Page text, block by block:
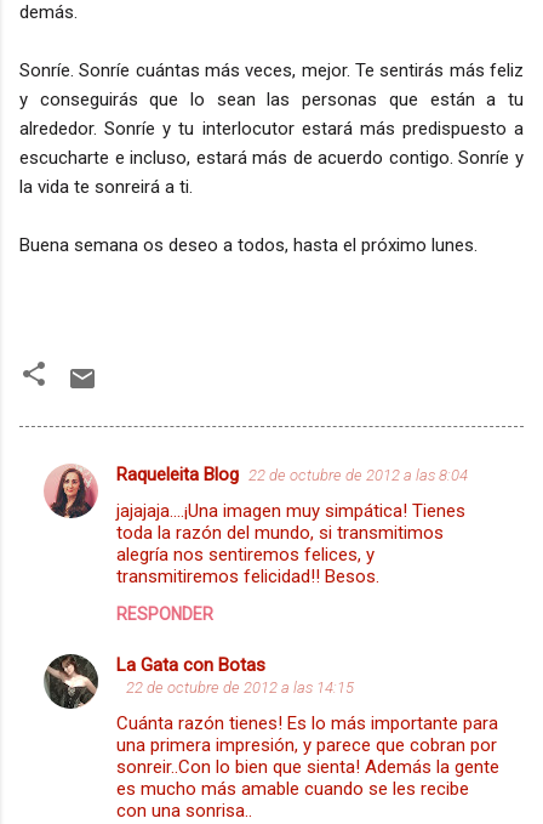
demás.
Sonríe. Sonríe cuántas más veces, mejor. Te sentirás más feliz
y conseguirás que lo sean las personas que están a tu
alrededor. Sonríe y tu interlocutor estará más predispuesto a
escucharte e incluso, estará más de acuerdo contigo. Sonríe y
la vida te sonreirá a ti.
Buena semana os deseo a todos, hasta el próximo lunes.
C
o
a
Raqueleita Blog 22 de octubre de 2012 a las 8:04
jajajaja....¡Una imagen muy simpática! Tienes
toda la razón del mundo, si transmitimos
alegría nos sentiremos felices, y
transmitiremos felicidad!! Besos.
RESPONDER
La Gata con Botas
22 de octubre de 2012 a las 14:15
Cuánta razón tienes! Es lo más importante para
una primera impresión, y parece que cobran por
sonreir..Con lo bien que sienta! Además la gente
es mucho más amable cuando se les recibe
con una sonrisa..